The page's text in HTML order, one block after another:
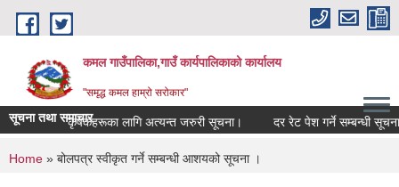
Skip to main content
कमल गाउँपालिका,गाउँ कार्यपालिकाको कार्यालय
"समृद्ध कमल हाम्रो सरोकार"
सूचना तथा समाचार
गर्ने सम्बन्धी कृषकहरूका लागि अत्यन्त जरुरी सूचना। दर रेट पेश गर्ने सम्बन्धी सूचना।
You are here
Home » बोलपत्र स्वीकृत गर्ने सम्बन्धी आशयको सूचना ।